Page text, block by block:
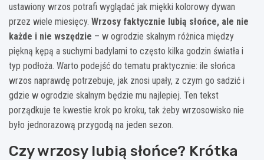
ustawiony wrzos potrafi wyglądać jak miękki kolorowy dywan
przez wiele miesięcy. Wrzosy faktycznie lubią słońce, ale nie
każde i nie wszędzie – w ogrodzie skalnym różnica między
piękną kępą a suchymi badylami to często kilka godzin światła i
typ podłoża. Warto podejść do tematu praktycznie: ile słońca
wrzos naprawdę potrzebuje, jak znosi upały, z czym go sadzić i
gdzie w ogrodzie skalnym będzie mu najlepiej. Ten tekst
porządkuje te kwestie krok po kroku, tak żeby wrzosowisko nie
było jednorazową przygodą na jeden sezon.
Czy wrzosy lubią słońce? Krótka